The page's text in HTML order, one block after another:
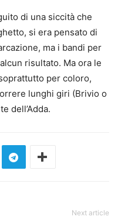
di una siccità che
si era pensato di
ma i bandi per
risultato. Ma ora le
per coloro,
lunghi giri (Brivio o
dell’Adda.
Next article